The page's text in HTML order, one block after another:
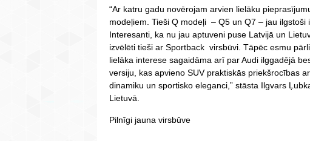
“Ar katru gadu novērojam arvien lielāku
modeļiem. Tieši Q modeļi – Q5 un Q7 – jau ilgstoši
Interesanti, ka nu jau aptuveni puse Latvijā un
izvēlēti tieši ar Sportback virsbūvi. Tāpēc esmu
lielāka interese sagaidāma arī par Audi ilggadējā
versiju, kas apvieno SUV praktiskās priekšrocības
dinamiku un sportisko eleganci,” stāsta Ilgvars
Lietuvā.
Pilnīgi jauna virsbūve